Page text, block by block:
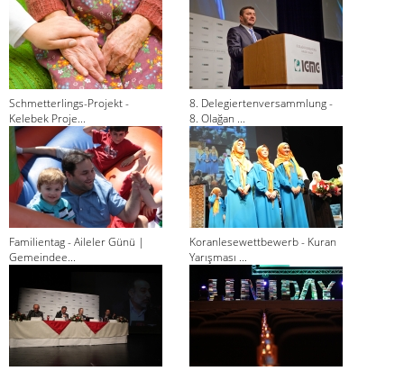
Schmetterlings-Projekt -
Kelebek Proje...
8. Delegiertenversammlung -
8. Olağan ...
Familientag - Aileler Günü |
Gemeindee...
Koranlesewettbewerb - Kuran
Yarışması ...